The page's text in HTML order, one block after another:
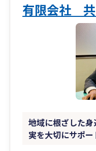
有限会社 共
地域に根ざした
実を大切にサポー